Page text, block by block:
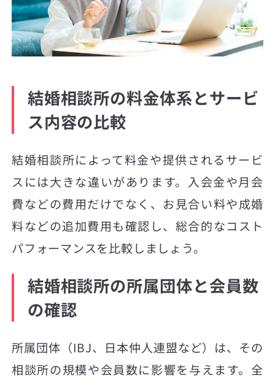
結婚相談所の料金体系とサービ
ス内容の比較
結婚相談所によって料金や提供されるサービ
スには大きな違いがあります。入会金や月会
費などの費用だけでなく、お見合い料や成婚
料などの追加費用も確認し、総合的なコスト
パフォーマンスを比較しましょう。
結婚相談所の所属団体と会員数
の確認
所属団体（IBJ、日本仲人連盟など）は、その
相談所の規模や会員数に影響を与えます。全